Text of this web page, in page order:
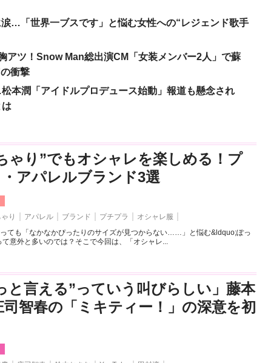
…「世界一ブスです」と悩む女性への“レジェンド歌手
アツ！Snow Man総出演CM「女装メンバー2人」で蘇
衝撃
本潤「アイドルプロデュース始動」報道も懸念され
ゃり”でもオシャレを楽しめる！プ
アパレルブランド3選
り アパレル ブランド プチプラ
オシャレ服
ても「なかなかぴったりのサイズが見つからない……」と悩む&ldquo;ぽっ
て意外と多いのでは？そこで今回は、「オシャレ...
と言える”っていう叫びらしい」藤本
司智春の「ミキティー！」の深意を初